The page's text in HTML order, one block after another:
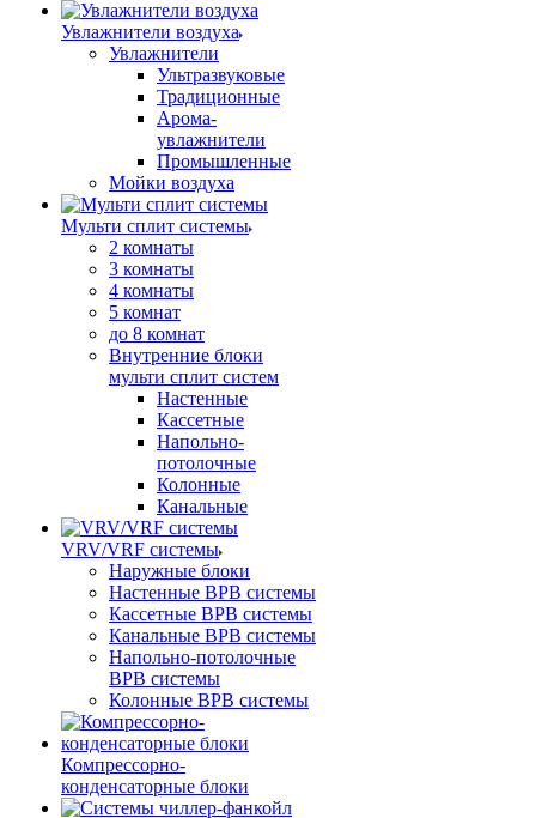
Увлажнители воздуха
Увлажнители
Ультразвуковые
Традиционные
Арома-
увлажнители
Промышленные
Мойки воздуха
Мульти сплит системы
2 комнаты
3 комнаты
4 комнаты
5 комнат
до 8 комнат
Внутренние блоки
мульти сплит систем
Настенные
Кассетные
Напольно-
потолочные
Колонные
Канальные
VRV/VRF системы
Наружные блоки
Настенные ВРВ системы
Кассетные ВРВ системы
Канальные ВРВ системы
Напольно-потолочные
ВРВ системы
Колонные ВРВ системы
Компрессорно-
конденсаторные блоки